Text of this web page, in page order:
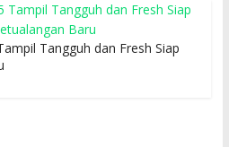
Tangguh dan Fresh Siap